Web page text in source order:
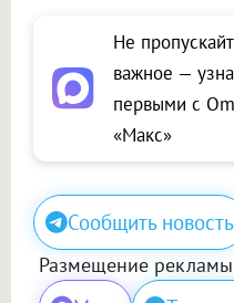
Не
важное —
первыми с
«Макс»
Сообщить новость
Размещение рекламы